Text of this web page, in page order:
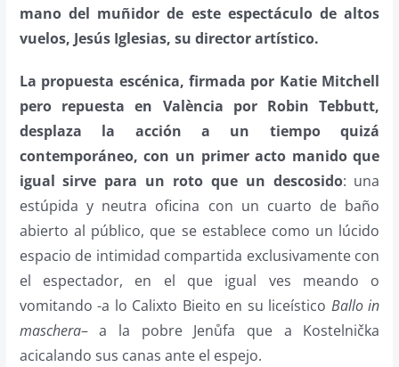
mano del muñidor de este espectáculo de altos
vuelos, Jesús Iglesias, su director artístico.
La propuesta escénica, firmada por Katie Mitchell
pero repuesta en València por Robin Tebbutt,
desplaza la acción a un tiempo quizá
contemporáneo, con un primer acto manido que
igual sirve para un roto que un descosido: una
estúpida y neutra oficina con un cuarto de baño
abierto al público, que se establece como un lúcido
espacio de intimidad compartida exclusivamente con
el espectador, en el que igual ves meando o
vomitando -a lo Calixto Bieito en su liceístico Ballo in
maschera– a la pobre Jenůfa que a Kostelnička
acicalando sus canas ante el espejo.